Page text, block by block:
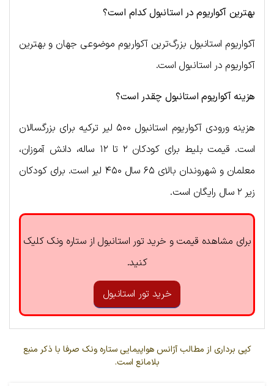
بهترین آکواریوم در استانبول کدام است؟
آکواریوم استانبول بزرگ‌ترین آکواریوم موضوعی جهان و بهترین
آکواریوم در استانبول است.
هزینه آکواریوم استانبول چقدر است؟
هزینه ورودی آکواریوم استانبول ۵۰۰ لیر ترکیه برای بزرگسالان
است. قیمت بلیط برای کودکان ۲ تا ۱۲ ساله، دانش آموزان،
معلمان و شهروندان بالای ۶۵ سال ۴۵۰ لیر است. برای کودکان
زیر ۲ سال رایگان است.
برای مشاهده قیمت و خرید تور استانبول از ستاره ونک کلیک
کنید.
خرید تور استانبول
کپی برداری از مطالب آژانس هواپیمایی ستاره ونک صرفا با ذکر منبع
بلامانع است.